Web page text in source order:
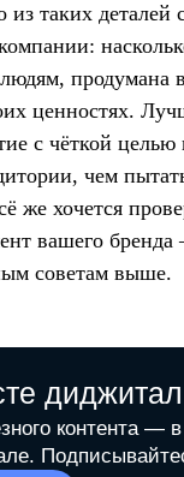
таких деталей
продумана
ценностях.
с чёткой целью
чем
же хочется
вашего
советам выше.